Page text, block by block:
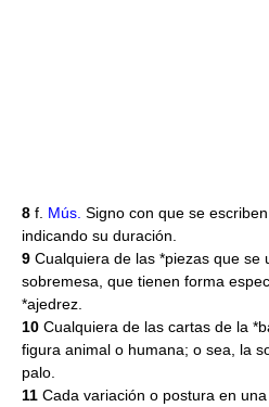
8 f. Mús. Signo con que se
indicando su duración.
9 Cualquiera de las *piezas que se
sobremesa, que tienen forma
*ajedrez.
10 Cualquiera de las cartas de la
figura animal o humana; o sea, la
palo.
11 Cada variación o postura en